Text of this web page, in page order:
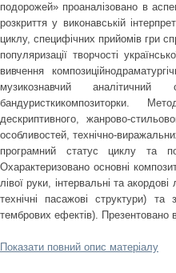
подорожей» проаналізовано в
розкриття у виконавській
циклу, специфічних прийомів гри
популяризації творчості
вивчення
музикознавчий
бандуристкикомпозиторки.
дескриптивного, жанрово-
особливостей, технічно-
програмний статус циклу та
Охарактеризовано основні
лівої руки, інтервальні та
технічні пасажові структури) та
тембрових ефектів). Презентовано
Показати повний опис матеріалу